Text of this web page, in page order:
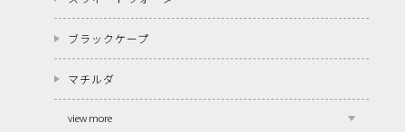
ブラックケープ
マチルダ
view more